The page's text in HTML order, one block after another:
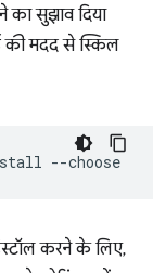
सुझाव दिया
मदद से स्किल
करने के लिए,